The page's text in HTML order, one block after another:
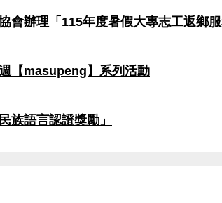
會辦理「115年度暑假大專志工返鄉服
【masupeng】系列活動
族語言認證獎勵」